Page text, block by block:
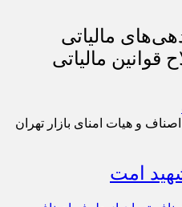
مالیاتی
قوانین مالیاتی
و هیات امنای بازار تهران
امت